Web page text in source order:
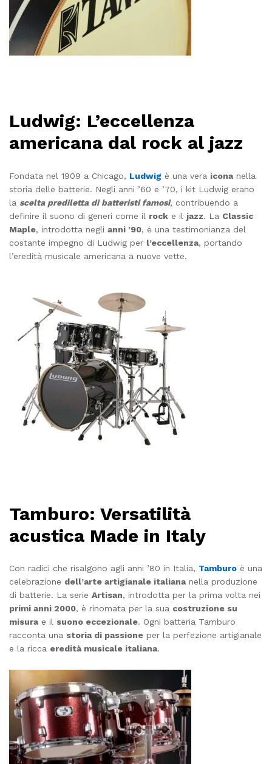
Ludwig: L’eccellenza
americana dal rock al jazz
Fondata nel 1909 a Chicago, Ludwig è una vera iconanella
storia delle batterie. Negli anni ’60 e ’70, i kit Ludwig erano
la scelta prediletta di batteristi famosi, contribuendo a
definire il suono di generi come il rock e il jazz. La Classic
Maple, introdotta negli anni ’90, è una testimonianza del
costante impegno di Ludwig per l’eccellenza, portando
l’eredità musicale americana a nuove vette.
Tamburo: Versatilità
acustica Made in Italy
Con radici che risalgono agli anni ’80 in Italia, Tamburo è una
celebrazione dell’arte artigianale italiananella produzione
di batterie. La serie Artisan, introdotta per la prima volta nei
primi anni 2000, è rinomata per la sua costruzione su
misurae il suono eccezionale. Ogni batteria Tamburo
racconta una storia di passione per la perfezione artigianale
e la ricca eredità musicale italiana.